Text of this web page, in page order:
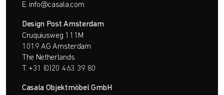
E. info@casala.com
Design Post Amsterdam
Cruquiusweg 111M
1019 AG Amsterdam
The Netherlands
T. +31 (0)20 463 39 80
Casala Objektmöbel GmbH